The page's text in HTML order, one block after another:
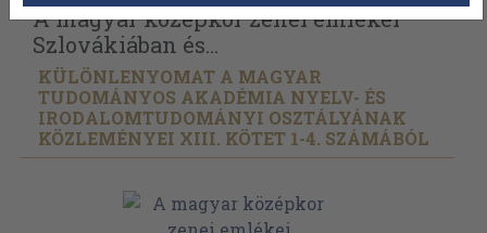
A magyar középkor zenei emlékei
Szlovákiában és...
KÜLÖNLENYOMAT A MAGYAR
TUDOMÁNYOS AKADÉMIA NYELV- ÉS
IRODALOMTUDOMÁNYI OSZTÁLYÁNAK
KÖZLEMÉNYEI XIII. KÖTET 1-4. SZÁMÁBÓL